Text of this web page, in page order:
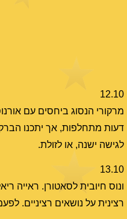
12.10
מרקורי הנסוג ביחסים עם
דעות מתחלפות, אך יתכנו
לגישה ישנה, או לזולת.
13.10
ונוס חיובית לסאטורן. ראייה
רצינית על נושאים רציניים.